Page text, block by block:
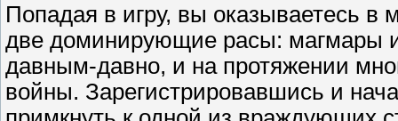
Попадая в игру, вы оказываетесь в
две доминирующие расы: магмары
давным-давно, и на протяжении
войны. Зарегистрировавшись и